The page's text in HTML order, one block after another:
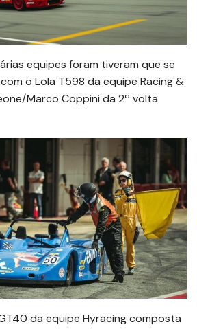
equipes foram tiveram que se
o Lola T598 da equipe Racing &
Marco Coppini da 2ª volta
da equipe Hyracing composta